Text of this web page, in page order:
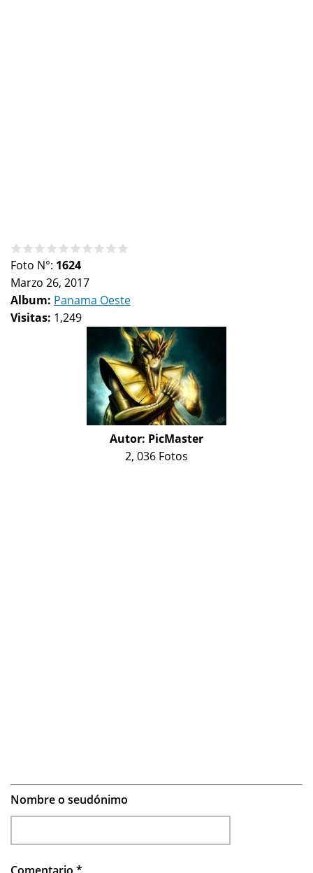
Foto N°: 1624
Marzo 26, 2017
Album: Panama Oeste
Visitas: 1,249
Autor: PicMaster
2, 036 Fotos
Nombre o seudónimo